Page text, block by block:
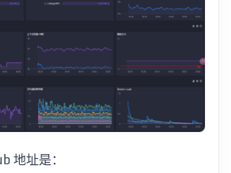
地址是：